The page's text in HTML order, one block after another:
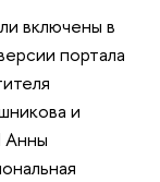
включены в
портала
и
Анны